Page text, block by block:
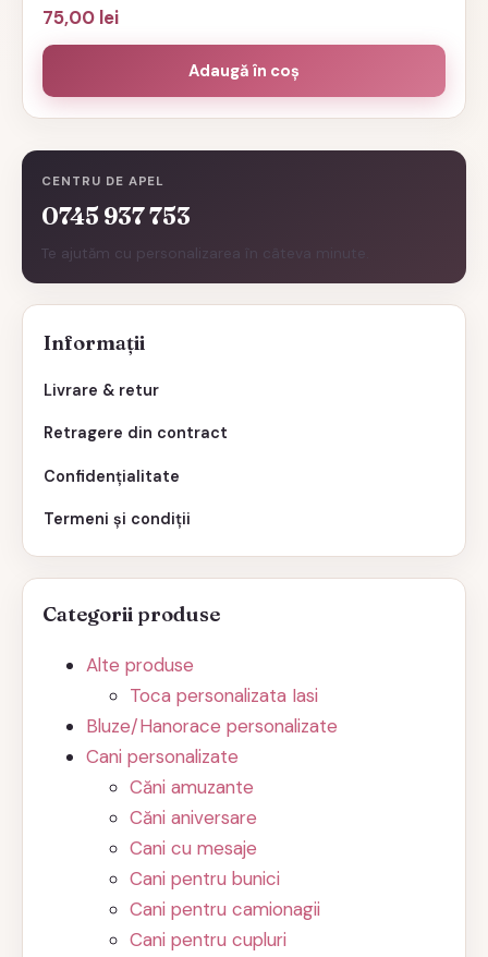
CENTRU DE APEL
0745 937 753
Te ajutăm cu personalizarea în câteva minute.
Informații
Livrare & retur
Retragere din contract
Confidențialitate
Termeni și condiții
Categorii produse
Alte produse
Toca personalizata Iasi
Bluze/Hanorace personalizate
Cani personalizate
Căni amuzante
Căni aniversare
Cani cu mesaje
Cani pentru bunici
Cani pentru camionagii
Cani pentru cupluri
75,00 lei
Adaugă în coș